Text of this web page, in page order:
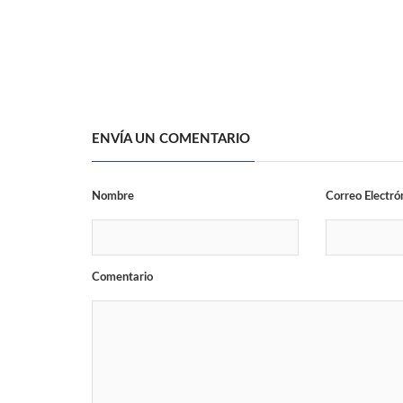
ENVÍA UN COMENTARIO
Nombre Correo
Comentario